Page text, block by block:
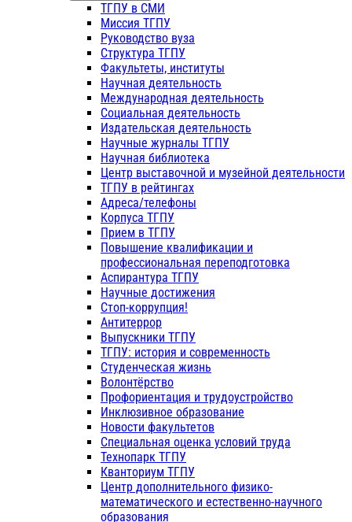
ТГПУ в СМИ
Миссия ТГПУ
Руководство вуза
Структура ТГПУ
Факультеты, институты
Научная деятельность
Международная деятельность
Социальная деятельность
Издательская деятельность
Научные журналы ТГПУ
Научная библиотека
Центр выставочной и музейной деятельности
ТГПУ в рейтингах
Адреса/телефоны
Корпуса ТГПУ
Прием в ТГПУ
Повышение квалификации и
профессиональная переподготовка
Аспирантура ТГПУ
Научные достижения
Стоп-коррупция!
Антитеррор
Выпускники ТГПУ
ТГПУ: история и современность
Студенческая жизнь
Волонтёрство
Профориентация и трудоустройство
Инклюзивное образование
Новости факультетов
Специальная оценка условий труда
Технопарк ТГПУ
Кванториум ТГПУ
Центр дополнительного физико-
математического и естественно-научного
образования